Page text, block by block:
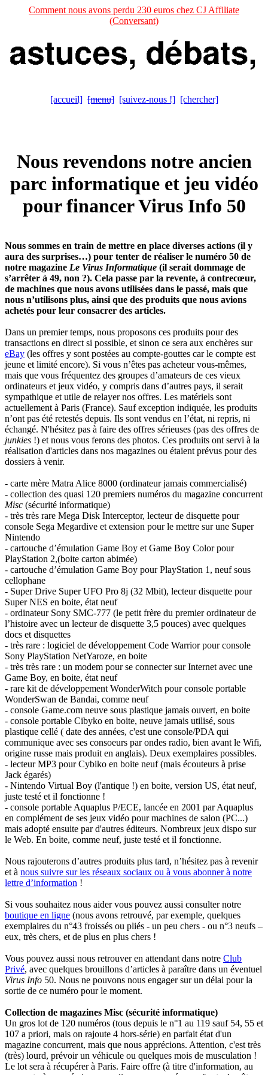
Comment nous avons perdu 230 euros chez CJ Affiliate
(Conversant)
[accueil] [menu] [suivez-nous !] [chercher]
Nous revendons notre ancien
parc informatique et jeu vidéo
pour financer Virus Info 50
Nous sommes en train de mettre en place diverses actions (il y
aura des surprises…) pour tenter de réaliser le numéro 50 de
notre magazine Le Virus Informatique (il serait dommage de
s’arrêter à 49, non ?). Cela passe par la revente, à contrecœur,
de machines que nous avons utilisées dans le passé, mais que
nous n’utilisons plus, ainsi que des produits que nous avions
achetés pour leur consacrer des articles.
Dans un premier temps, nous proposons ces produits pour des
transactions en direct si possible, et sinon ce sera aux enchères sur
eBay (les offres y sont postées au compte-gouttes car le compte est
jeune et limité encore). Si vous n’êtes pas acheteur vous-mêmes,
mais que vous fréquentez des groupes d’amateurs de ces vieux
ordinateurs et jeux vidéo, y compris dans d’autres pays, il serait
sympathique et utile de relayer nos offres. Les matériels sont
actuellement à Paris (France). Sauf exception indiquée, les produits
n’ont pas été retestés depuis. Ils sont vendus en l’état, ni repris, ni
échangé. N'hésitez pas à faire des offres sérieuses (pas des offres de
junkies !) et nous vous ferons des photos. Ces produits ont servi à la
réalisation d'articles dans nos magazines ou étaient prévus pour des
dossiers à venir.
- carte mère Matra Alice 8000 (ordinateur jamais commercialisé)
- collection des quasi 120 premiers numéros du magazine concurrent
Misc (sécurité informatique)
- très très rare Mega Disk Interceptor, lecteur de disquette pour
console Sega Megardive et extension pour le mettre sur une Super
Nintendo
- cartouche d’émulation Game Boy et Game Boy Color pour
PlayStation 2,(boite carton abimée)
- cartouche d’émulation Game Boy pour PlayStation 1, neuf sous
cellophane
- Super Drive Super UFO Pro 8j (32 Mbit), lecteur disquette pour
Super NES en boite, état neuf
- ordinateur Sony SMC-777 (le petit frère du premier ordinateur de
l’histoire avec un lecteur de disquette 3,5 pouces) avec quelques
docs et disquettes
- très rare : logiciel de développement Code Warrior pour console
Sony PlayStation NetYaroze, en boite
- très très rare : un modem pour se connecter sur Internet avec une
Game Boy, en boite, état neuf
- rare kit de développement WonderWitch pour console portable
WonderSwan de Bandai, comme neuf
- console Game.com neuve sous plastique jamais ouvert, en boite
- console portable Cibyko en boite, neuve jamais utilisé, sous
plastique cellé ( date des années, c'est une console/PDA qui
communique avec ses consoeurs par ondes radio, bien avant le Wifi,
origine russe mais produit en anglais). Deux exemplaires possibles.
- lecteur MP3 pour Cybiko en boite neuf (mais écouteurs à prise
Jack égarés)
- Nintendo Virtual Boy (l'antique !) en boite, version US, état neuf,
juste testé et il fonctionne !
- console portable Aquaplus P/ECE, lancée en 2001 par Aquaplus
en complément de ses jeux vidéo pour machines de salon (PC...)
mais adopté ensuite par d'autres éditeurs. Nombreux jeux dispo sur
le Web. En boite, comme neuf, juste testé et il fonctionne.
Nous rajouterons d’autres produits plus tard, n’hésitez pas à revenir
et à nous suivre sur les réseaux sociaux ou à vous abonner à notre
lettre d’information !
Si vous souhaitez nous aider vous pouvez aussi consulter notre
boutique en ligne (nous avons retrouvé, par exemple, quelques
exemplaires du n°43 froissés ou pliés - un peu chers - ou n°3 neufs –
eux, très chers, et de plus en plus chers !
Vous pouvez aussi nous retrouver en attendant dans notre Club
Privé, avec quelques brouillons d’articles à paraître dans un éventuel
Virus Info 50. Nous ne pouvons nous engager sur un délai pour la
sortie de ce numéro pour le moment.
Collection de magazines Misc (sécurité informatique)
Un gros lot de 120 numéros (tous depuis le n°1 au 119 sauf 54, 55 et
107 a priori, mais on rajoute 4 hors-série) en parfait état d'un
magazine concurrent, mais que nous apprécions. Attention, c'est très
(très) lourd, prévoir un véhicule ou quelques mois de musculation !
Le lot sera à récupérer à Paris. Faire offre (à titre d'information, au